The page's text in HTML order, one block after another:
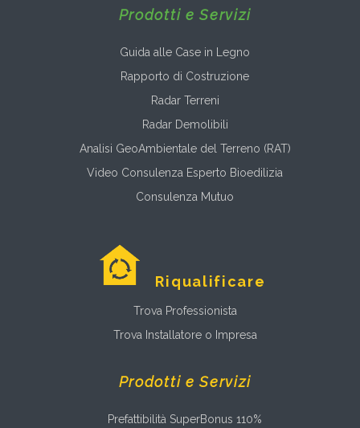
Prodotti e Servizi
Guida alle Case in Legno
Rapporto di Costruzione
Radar Terreni
Radar Demolibili
Analisi GeoAmbientale del Terreno (RAT)
Video Consulenza Esperto Bioedilizia
Consulenza Mutuo
Riqualificare
Trova Professionista
Trova Installatore o Impresa
Prodotti e Servizi
Prefattibilità SuperBonus 110%